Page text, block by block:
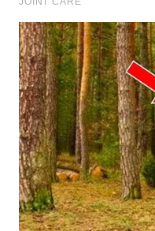
WN
SOLO
WN
BOROBUDUR
WN
MADURA
WN
SURABAYA